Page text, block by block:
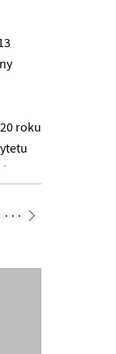
roku
2021